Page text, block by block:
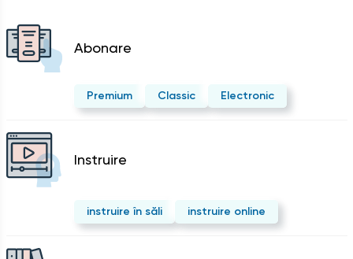
Abonare
Premium Classic Electronic
Instruire
instruire în săli instruire online